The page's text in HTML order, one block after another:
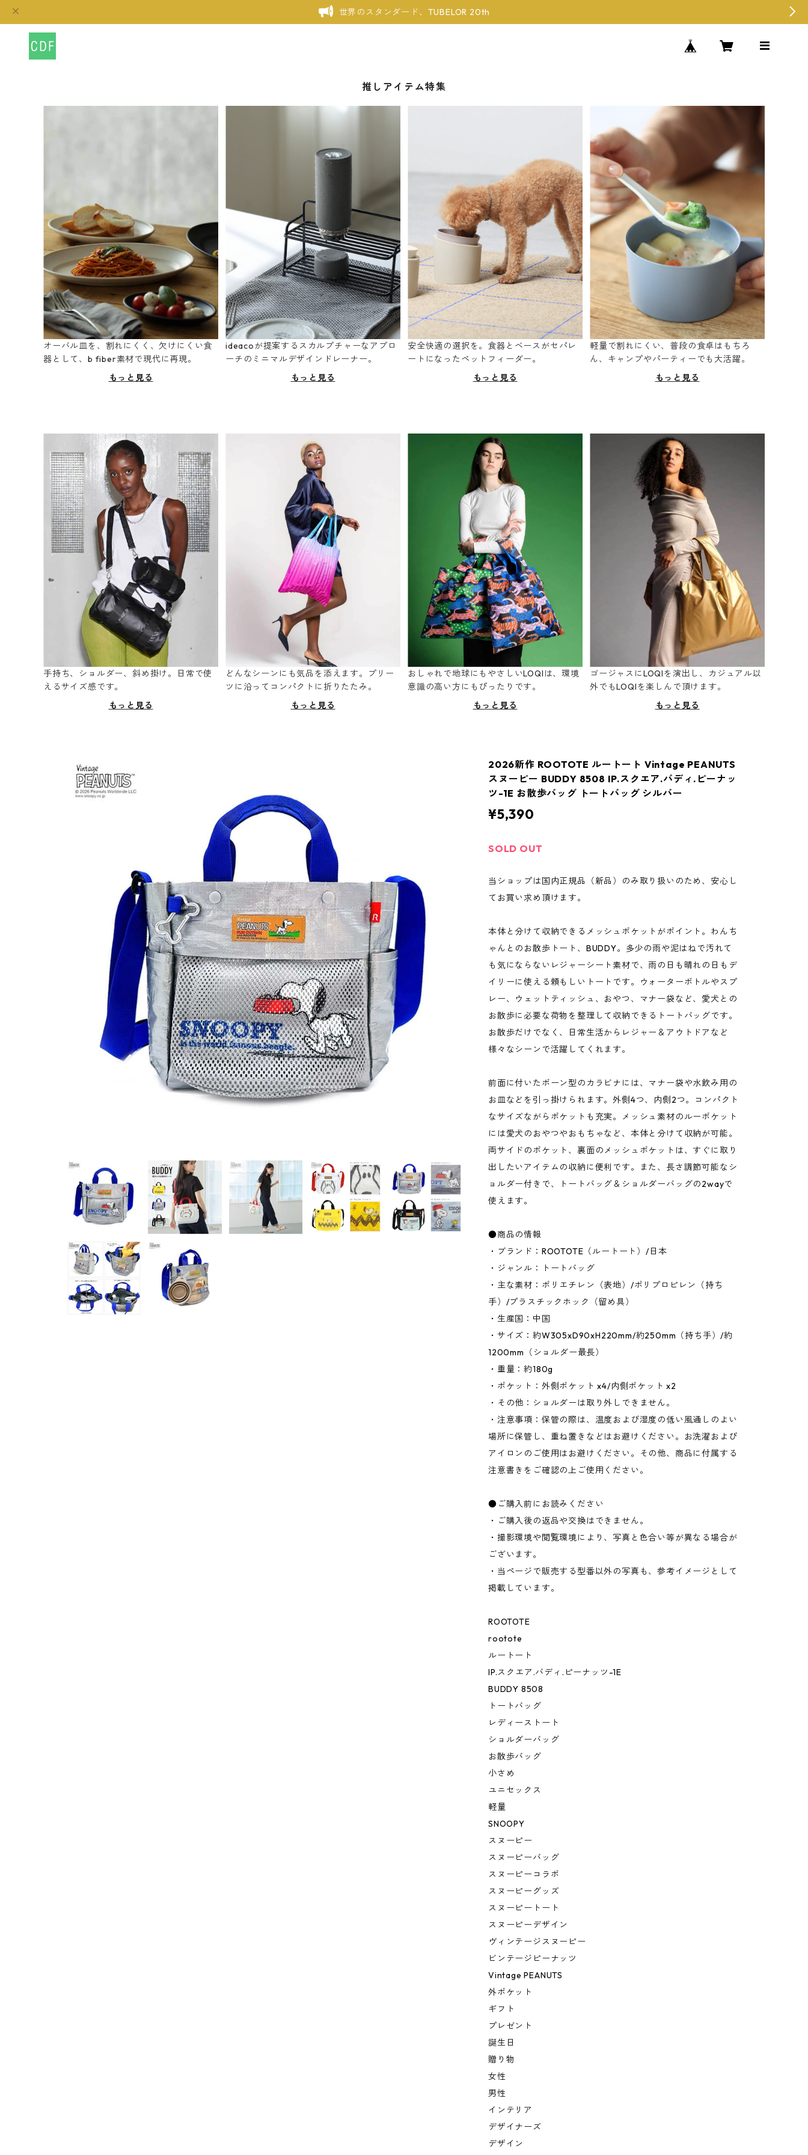
世界のスタンダード、TUBELOR 20th
推しアイテム特集
オーバル皿を、割れにくく、欠けにくい食
器として、b fiber素材で現代に再現。
もっと見る
ideacoが提案するスカルプチャーなアプロ
ーチのミニマルデザインドレーナー。
もっと見る
安全快適の選択を。食器とベースがセパレ
ートになったペットフィーダー。
もっと見る
軽量で割れにくい、普段の食卓はもちろ
ん、キャンプやパーティーでも大活躍。
もっと見る
手持ち、ショルダー、斜め掛け。日常で使
えるサイズ感です。
もっと見る
どんなシーンにも気品を添えます。プリー
ツに沿ってコンパクトに折りたたみ。
もっと見る
おしゃれで地球にもやさしいLOQIは、環境
意識の高い方にもぴったりです。
もっと見る
ゴージャスにLOQIを演出し、カジュアル以
外でもLOQIを楽しんで頂けます。
もっと見る
2026新作 ROOTOTE ルートート Vintage PEANUTS
スヌーピー BUDDY 8508 IP.スクエア.バディ.ピーナッ
ツ-1E お散歩バッグ トートバッグ シルバー
¥5,390
SOLD OUT
当ショップは国内正規品（新品）のみ取り扱いのため、安心し
てお買い求め頂けます。
本体と分けて収納できるメッシュポケットがポイント。わんち
ゃんとのお散歩トート、BUDDY。多少の雨や泥はねで汚れて
も気にならないレジャーシート素材で、雨の日も晴れの日もデ
イリーに使える頼もしいトートです。ウォーターボトルやスプ
レー、ウェットティッシュ、おやつ、マナー袋など、愛犬との
お散歩に必要な荷物を整理して収納できるトートバッグです。
お散歩だけでなく、日常生活からレジャー＆アウトドアなど
様々なシーンで活躍してくれます。
前面に付いたボーン型のカラビナには、マナー袋や水飲み用の
お皿などを引っ掛けられます。外側4つ、内側2つ。コンパクト
なサイズながらポケットも充実。メッシュ素材のルーポケット
には愛犬のおやつやおもちゃなど、本体と分けて収納が可能。
両サイドのポケット、裏面のメッシュポケットは、すぐに取り
出したいアイテムの収納に便利です。また、長さ調節可能なシ
ョルダー付きで、トートバッグ＆ショルダーバッグの2wayで
使えます。
●商品の情報
・ブランド：ROOTOTE（ルートート）/日本
・ジャンル：トートバッグ
・主な素材：ポリエチレン（表地）/ポリプロピレン（持ち
手）/プラスチックホック（留め具）
・生産国：中国
・サイズ：約W305xD90xH220mm/約250mm（持ち手）/約
1200mm（ショルダー最長）
・重量：約180g
・ポケット：外側ポケット x4/内側ポケット x2
・その他：ショルダーは取り外しできません。
・注意事項：保管の際は、温度および湿度の低い風通しのよい
場所に保管し、重ね置きなどはお避けください。お洗濯および
アイロンのご使用はお避けください。その他、商品に付属する
注意書きをご確認の上ご使用ください。
●ご購入前にお読みください
・ご購入後の返品や交換はできません。
・撮影環境や閲覧環境により、写真と色合い等が異なる場合が
ございます。
・当ページで販売する型番以外の写真も、参考イメージとして
掲載しています。
ROOTOTE
rootote
ルートート
IP.スクエア.バディ.ピーナッツ-1E
BUDDY 8508
トートバッグ
レディーストート
ショルダーバッグ
お散歩バッグ
小さめ
ユニセックス
軽量
SNOOPY
スヌーピー
スヌーピーバッグ
スヌーピーコラボ
スヌーピーグッズ
スヌーピートート
スヌーピーデザイン
ヴィンテージスヌーピー
ビンテージピーナッツ
Vintage PEANUTS
外ポケット
ギフト
プレゼント
誕生日
贈り物
女性
男性
インテリア
デザイナーズ
デザイン